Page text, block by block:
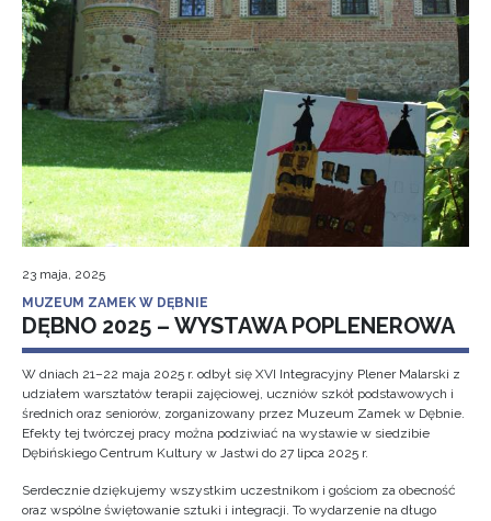
23 maja, 2025
MUZEUM ZAMEK W DĘBNIE
DĘBNO 2025 – WYSTAWA POPLENEROWA
W dniach 21–22 maja 2025 r. odbył się XVI Integracyjny Plener Malarski z
udziałem warsztatów terapii zajęciowej, uczniów szkół podstawowych i
średnich oraz seniorów, zorganizowany przez Muzeum Zamek w Dębnie.
Efekty tej twórczej pracy można podziwiać na wystawie w siedzibie
Dębińskiego Centrum Kultury w Jastwi do 27 lipca 2025 r.
Serdecznie dziękujemy wszystkim uczestnikom i gościom za obecność
oraz wspólne świętowanie sztuki i integracji. To wydarzenie na długo